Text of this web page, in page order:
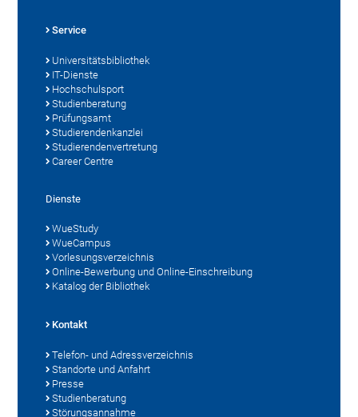
Service
Universitätsbibliothek
IT-Dienste
Hochschulsport
Studienberatung
Prüfungsamt
Studierendenkanzlei
Studierendenvertretung
Career Centre
Dienste
WueStudy
WueCampus
Vorlesungsverzeichnis
Online-Bewerbung und Online-Einschreibung
Katalog der Bibliothek
Kontakt
Telefon- und Adressverzeichnis
Standorte und Anfahrt
Presse
Studienberatung
Störungsannahme